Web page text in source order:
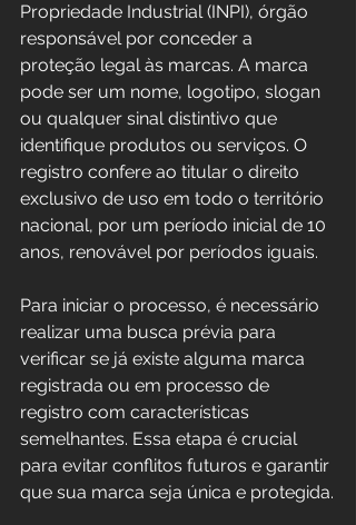
Propriedade Industrial (INPI), órgão
responsável por conceder a
proteção legal às marcas. A marca
pode ser um nome, logotipo, slogan
ou qualquer sinal distintivo que
identifique produtos ou serviços. O
registro confere ao titular o direito
exclusivo de uso em todo o território
nacional, por um período inicial de 10
anos, renovável por períodos iguais.
Para iniciar o processo, é necessário
realizar uma busca prévia para
verificar se já existe alguma marca
registrada ou em processo de
registro com características
semelhantes. Essa etapa é crucial
para evitar conflitos futuros e garantir
que sua marca seja única e protegida.